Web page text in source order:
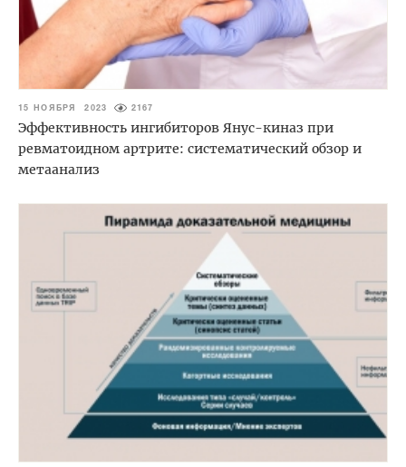
15 НОЯБРЯ 2023 2167
Эффективность ингибиторов Янус-киназ при
ревматоидном артрите: систематический обзор и
метаанализ